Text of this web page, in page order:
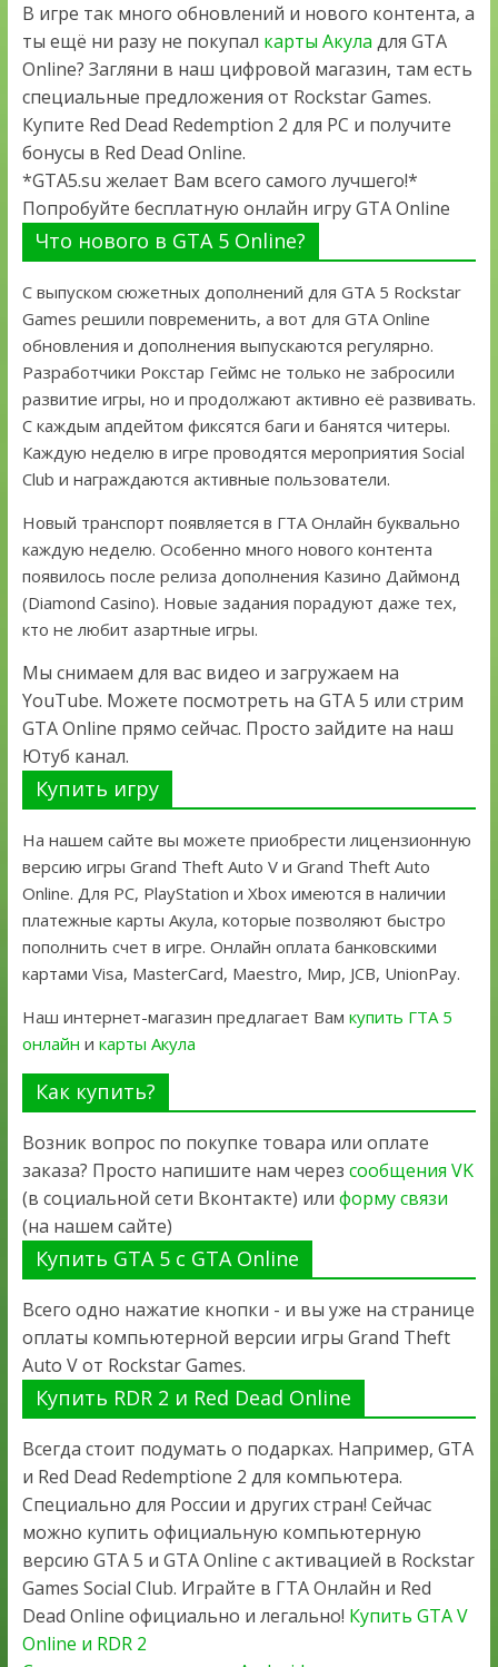
В игре так много обновлений и нового контента, а
ты ещё ни разу не покупал карты Акула для GTA
Online? Загляни в наш цифровой магазин, там есть
специальные предложения от Rockstar Games.
Купите Red Dead Redemption 2 для PC и получите
бонусы в Red Dead Online.
*GTA5.su желает Вам всего самого лучшего!*
Попробуйте бесплатную онлайн игру GTA Online
Что нового в GTA 5 Online?
С выпуском сюжетных дополнений для GTA 5 Rockstar
Games решили повременить, а вот для GTA Online
обновления и дополнения выпускаются регулярно.
Разработчики Рокстар Геймс не только не забросили
развитие игры, но и продолжают активно её развивать.
С каждым апдейтом фиксятся баги и банятся читеры.
Каждую неделю в игре проводятся мероприятия Social
Club и награждаются активные пользователи.
Новый транспорт появляется в ГТА Онлайн буквально
каждую неделю. Особенно много нового контента
появилось после релиза дополнения Казино Даймонд
(Diamond Casino). Новые задания порадуют даже тех,
кто не любит азартные игры.
Мы снимаем для вас видео и загружаем на
YouTube. Можете посмотреть на GTA 5 или стрим
GTA Online прямо сейчас. Просто зайдите на наш
Ютуб канал.
Купить игру
На нашем сайте вы можете приобрести лицензионную
версию игры Grand Theft Auto V и Grand Theft Auto
Online. Для PC, PlayStation и Xbox имеются в наличии
платежные карты Акула, которые позволяют быстро
пополнить счет в игре. Онлайн оплата банковскими
картами Visa, MasterCard, Maestro, Мир, JCB, UnionPay.
Наш интернет-магазин предлагает Вам купить ГТА 5
онлайн и карты Акула
Как купить?
Возник вопрос по покупке товара или оплате
заказа? Просто напишите нам через сообщения VK
(в социальной сети Вконтакте) или форму связи
(на нашем сайте)
Купить GTA 5 с GTA Online
Всего одно нажатие кнопки - и вы уже на странице
оплаты компьютерной версии игры Grand Theft
Auto V от Rockstar Games.
Купить RDR 2 и Red Dead Online
Всегда стоит подумать о подарках. Например, GTA
и Red Dead Redemptione 2 для компьютера.
Специально для России и других стран! Сейчас
можно купить официальную компьютерную
версию GTA 5 и GTA Online с активацией в Rockstar
Games Social Club. Играйте в ГТА Онлайн и Red
Dead Online официально и легально! Купить GTA V
Online и RDR 2